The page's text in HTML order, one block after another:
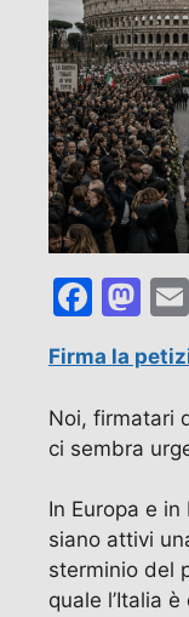
F
a
c
e
b
o
k
M
st
o
d
n
Firma la
Noi, firmatari
ci sembra
In Europa e
siano attivi
sterminio del
quale l’Italia